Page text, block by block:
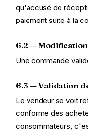
qu'accusé de
paiement suite à la
6.2 —
Une commande
6.3 — Validation
Le vendeur se voit
conforme des
consommateurs,